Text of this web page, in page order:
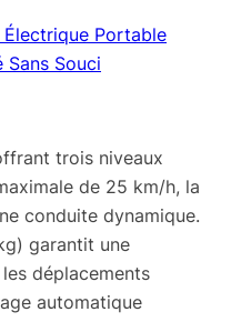
Électrique Portable
Sans Souci
trois niveaux
de 25 km/h, la
conduite dynamique.
garantit une
déplacements
automatique